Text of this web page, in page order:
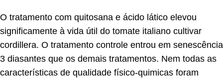
O tratamento com quitosana e ácido lático elevou
significamente à vida útil do tomate italiano cultivar
cordillera. O tratamento controle entrou em senescência
3 diasantes que os demais tratamentos. Nem todas as
características de qualidade físico-quimicas foram